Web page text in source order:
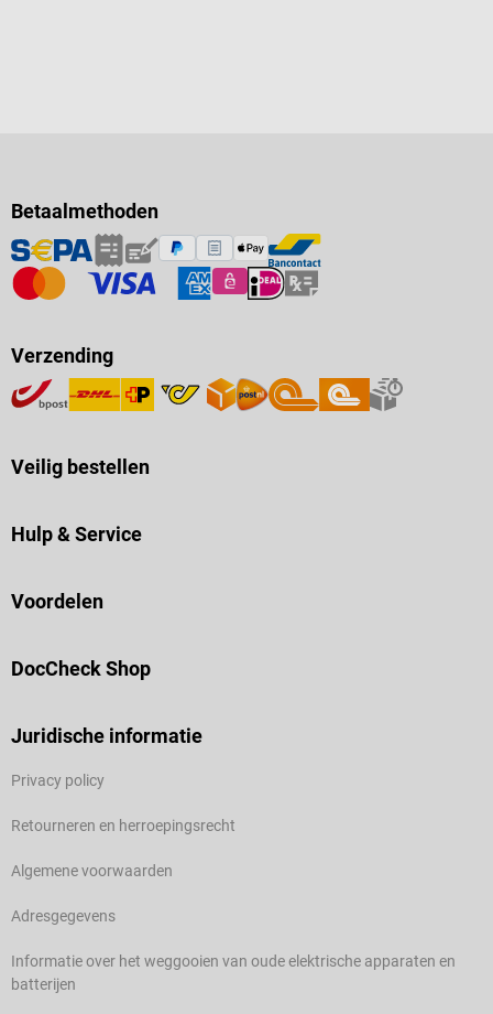
Betaalmethoden
Verzending
Veilig bestellen
Hulp & Service
Voordelen
DocCheck Shop
Juridische informatie
Privacy policy
Retourneren en herroepingsrecht
Algemene voorwaarden
Adresgegevens
Informatie over het weggooien van oude elektrische apparaten en
batterijen